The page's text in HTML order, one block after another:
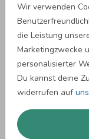
Wir verwenden
die Leistung
Marketingzwecke
personalisierter
Du kannst deine
widerrufen auf
Im Gegensatz zu
die Motive vieler
Wähle aus
und passe dieses